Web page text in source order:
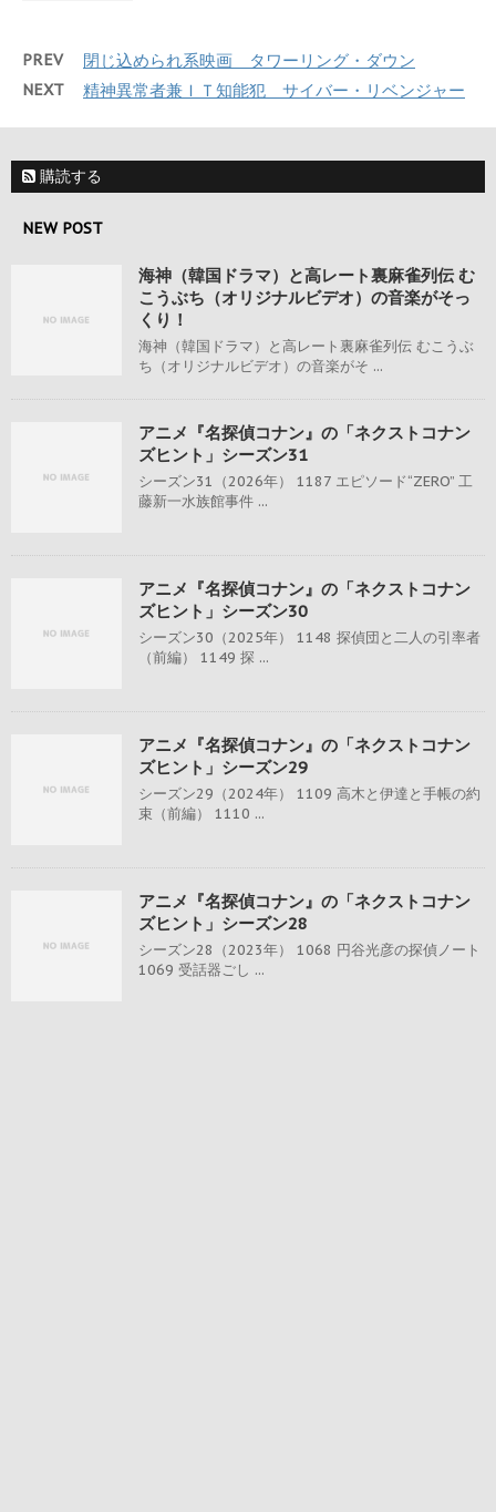
PREV 閉じ込められ系映画 タワーリング・ダウン
NEXT 精神異常者兼ＩＴ知能犯 サイバー・リベンジャー
購読する
NEW POST
海神（韓国ドラマ）と高レート裏麻雀列伝 む
こうぶち（オリジナルビデオ）の音楽がそっ
くり！
海神（韓国ドラマ）と高レート裏麻雀列伝 むこうぶ
ち（オリジナルビデオ）の音楽がそ ...
アニメ『名探偵コナン』の「ネクストコナン
ズヒント」シーズン31
シーズン31（2026年） 1187 エピソード“ZERO” 工
藤新一水族館事件 ...
アニメ『名探偵コナン』の「ネクストコナン
ズヒント」シーズン30
シーズン30（2025年） 1148 探偵団と二人の引率者
（前編） 1149 探 ...
アニメ『名探偵コナン』の「ネクストコナン
ズヒント」シーズン29
シーズン29（2024年） 1109 高木と伊達と手帳の約
束（前編） 1110 ...
アニメ『名探偵コナン』の「ネクストコナン
ズヒント」シーズン28
シーズン28（2023年） 1068 円谷光彦の探偵ノート
1069 受話器ごし ...